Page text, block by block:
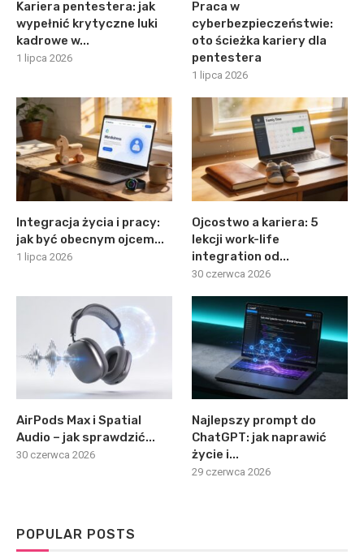
Kariera pentestera: jak
wypełnić krytyczne luki
kadrowe w...
1 lipca 2026
Praca w
cyberbezpieczeństwie:
oto ścieżka kariery dla
pentestera
1 lipca 2026
Integracja życia i pracy:
jak być obecnym ojcem...
1 lipca 2026
Ojcostwo a kariera: 5
lekcji work-life
integration od...
30 czerwca 2026
AirPods Max i Spatial
Audio – jak sprawdzić...
30 czerwca 2026
Najlepszy prompt do
ChatGPT: jak naprawić
życie i...
29 czerwca 2026
POPULAR POSTS